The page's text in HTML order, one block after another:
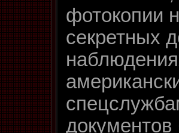
фотокопии
секретных